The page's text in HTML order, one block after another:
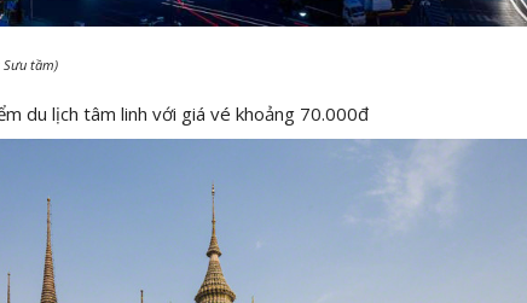
Sưu tầm)
du lịch tâm linh với giá vé khoảng 70.000đ